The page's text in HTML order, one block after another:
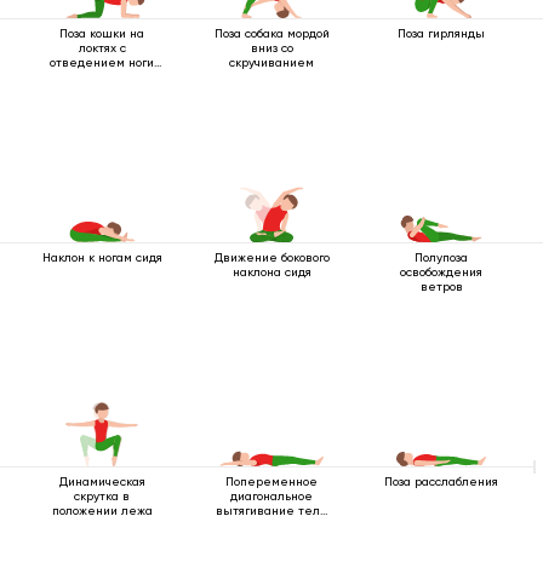
Поза кошки на
локтях с
отведением ноги
Поза собака мордой
вниз со
скручиванием
Поза гирлянды
Наклон к ногам сидя
Движение бокового
наклона сидя
Полупоза
освобождения
ветров
Динамическая
скрутка в
положении лежа
Попеременное
диагональное
вытягивание тела
Поза расслабления